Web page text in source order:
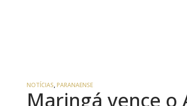
NOTÍCIAS,PARANAENSE
Maringá vence